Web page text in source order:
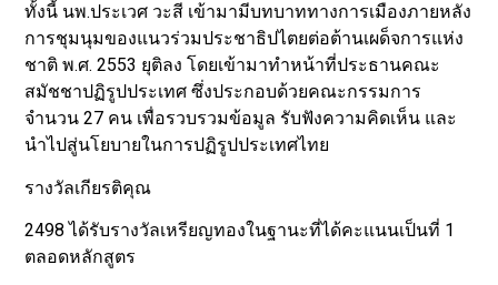
ทั้งนี้ นพ.ประเวศ วะสี เข้ามามีบทบาททางการเมืองภายหลัง
การชุมนุมของแนวร่วมประชาธิปไตยต่อต้านเผด็จการแห่ง
ชาติ พ.ศ. 2553 ยุติลง โดยเข้ามาทำหน้าที่ประธานคณะ
สมัชชาปฏิรูปประเทศ ซึ่งประกอบด้วยคณะกรรมการ
จำนวน 27 คน เพื่อรวบรวมข้อมูล รับฟังความคิดเห็น และ
นำไปสู่นโยบายในการปฏิรูปประเทศไทย
รางวัลเกียรติคุณ
2498 ได้รับรางวัลเหรียญทองในฐานะที่ได้คะแนนเป็นที่ 1
ตลอดหลักสูตร